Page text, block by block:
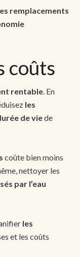
remplacements
coûts
rentable . En
les
de viede
coûte bien moins
nettoyer les
par l’eau
les
et les coûts